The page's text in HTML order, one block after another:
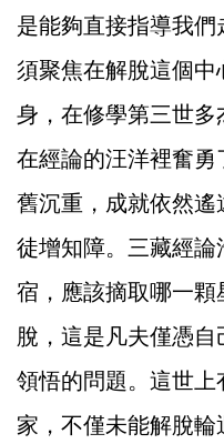
是能夠直接指導我
須聚焦在解脫這個
身，在修學第三世多
在經論的汪洋裡奮
舊沉重，成就依然
徒增知障。三藏經論
宿，應該摘取哪一
脫，這是凡夫僅憑
領悟的問題。這世
家，不僅未能解脫